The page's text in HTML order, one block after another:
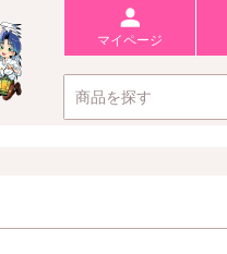
マイページ